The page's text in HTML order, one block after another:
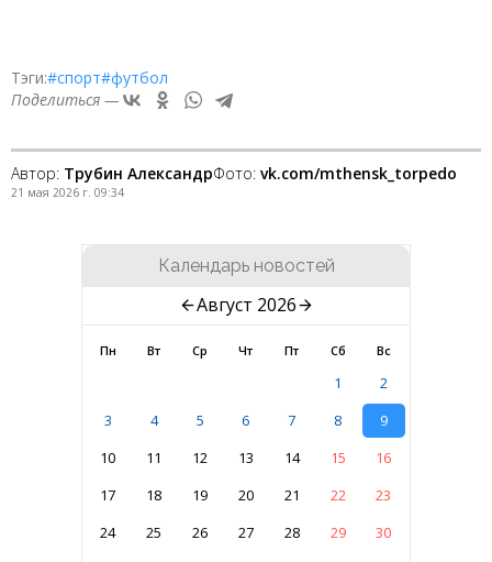
Тэги:#спорт#футбол
Поделиться —
Автор: Трубин АлександрФото: vk.com/mthensk_torpedo
21 мая 2026 г. 09:34
Календарь новостей
Август 2026
Пн Вт Ср Чт Пт Сб Вс
1
2
3
4 5 6 7 8
9
10
11 12 13 14 15
16
17
18 19 20 21 22
23
24
25 26 27 28 29
30